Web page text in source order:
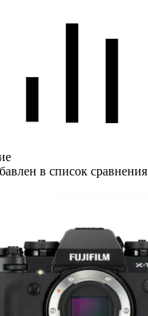
в список сравнения